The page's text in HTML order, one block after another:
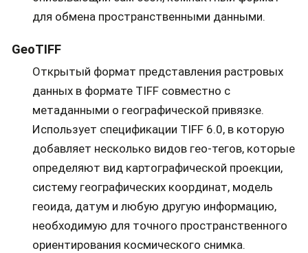
для обмена пространственными данными.
GeoTIFF
Открытый формат представления растровых
данных в формате TIFF совместно с
метаданными о географической привязке.
Использует спецификации TIFF 6.0, в которую
добавляет несколько видов гео-тегов, которые
определяют вид картографической проекции,
систему географических координат, модель
геоида, датум и любую другую информацию,
необходимую для точного пространственного
ориентирования космического снимка.